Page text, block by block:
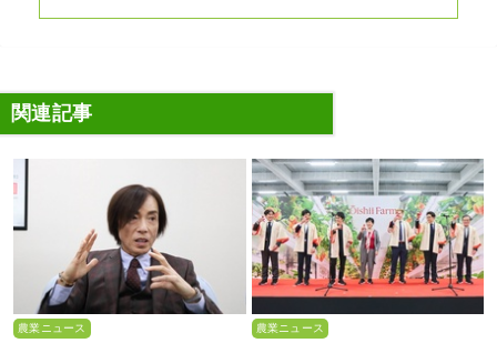
関連記事
農業ニュース 農業ニュース